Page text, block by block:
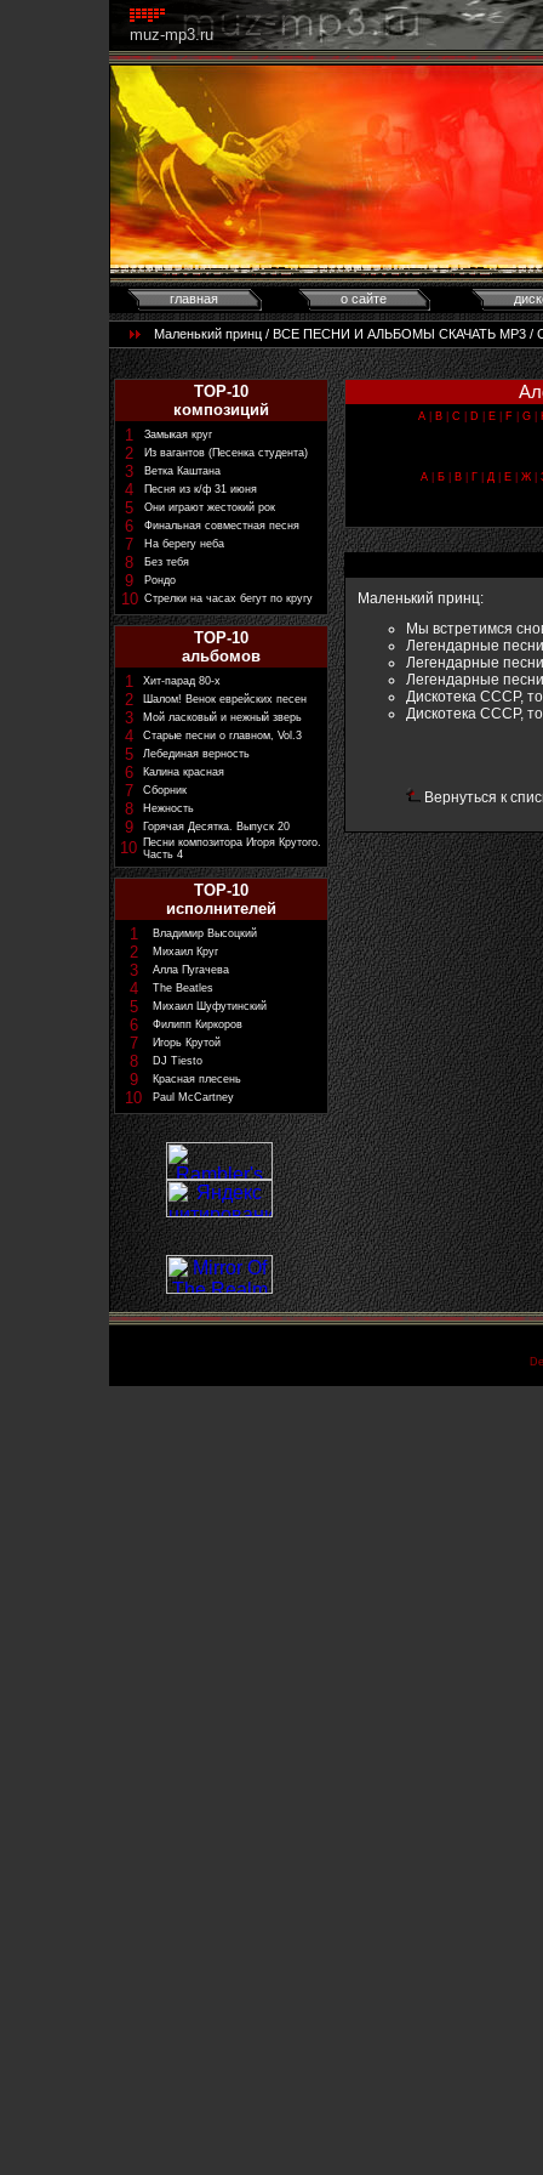
muz-mp3.ru
главная о сайте
Маленький принц / ВСЕ ПЕСНИ И АЛЬБОМЫ СКАЧАТЬ MP3 /
TOP-10
композиций
1
Замыкая круг
2 Из вагантов (Песенка студента)
3 Ветка Каштана
4 Песня из к/ф 31 июня
5 Они играют жестокий рок
6 Финальная совместная песня
7 На берегу неба
8 Без тебя
9 Рондо
10 Стрелки на часах бегут по кругу
TOP-10
альбомов
1
Хит-парад 80-х
2 Шалом! Венок еврейских песен
3 Мой ласковый и нежный зверь
4 Старые песни о главном, Vol.3
5 Лебединая верность
6 Калина красная
7 Сборник
8 Нежность
9 Горячая Десятка. Выпуск 20
10 Песни композитора Игоря Крутого.
Часть 4
TOP-10
исполнителей
1
Владимир Высоцкий
2 Михаил Круг
3 Алла Пугачева
4 The Beatles
5 Михаил Шуфутинский
6 Филипп Киркоров
7 Игорь Крутой
8 DJ Tiesto
9 Красная плесень
10 Paul McCartney
A B C D E F G
А| Б| В| Г| Д| Е| Ж|
Маленький принц:
Мы встретимся
Легендарные
Легендарные
Легендарные
Дискотека СССР,
Дискотека СССР,
Вернуться к